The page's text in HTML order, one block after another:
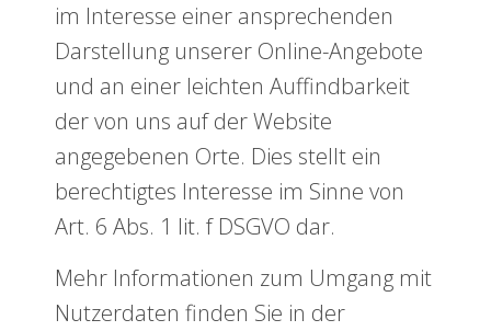
im Interesse einer ansprechenden
Darstellung unserer Online-Angebote
und an einer leichten Auffindbarkeit
der von uns auf der Website
angegebenen Orte. Dies stellt ein
berechtigtes Interesse im Sinne von
Art. 6 Abs. 1 lit. f DSGVO dar.
Mehr Informationen zum Umgang mit
Nutzerdaten finden Sie in der